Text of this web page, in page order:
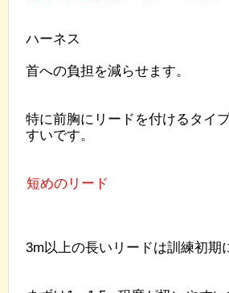
ハーネス
首への負担を減らせます。
特に前胸にリードを付けるタイ
すいです。
短めのリード
3m以上の長いリードは訓練初期